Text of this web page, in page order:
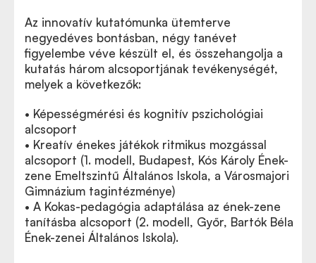
Az innovatív kutatómunka ütemterve
negyedéves bontásban, négy tanévet
figyelembe véve készült el, és összehangolja a
kutatás három alcsoportjának tevékenységét,
melyek a következők:
• Képességmérési és kognitív pszichológiai
alcsoport
• Kreatív énekes játékok ritmikus mozgással
alcsoport (1. modell, Budapest, Kós Károly Ének-
zene Emeltszintű Általános Iskola, a Városmajori
Gimnázium tagintézménye)
• A Kokas-pedagógia adaptálása az ének-zene
tanításba alcsoport (2. modell, Győr, Bartók Béla
Ének-zenei Általános Iskola).